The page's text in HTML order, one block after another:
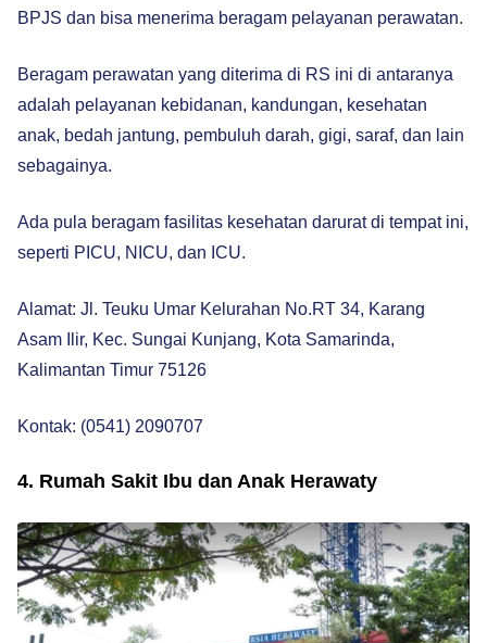
BPJS dan bisa menerima beragam pelayanan perawatan.
Beragam perawatan yang diterima di RS ini di antaranya
adalah pelayanan kebidanan, kandungan, kesehatan
anak, bedah jantung, pembuluh darah, gigi, saraf, dan lain
sebagainya.
Ada pula beragam fasilitas kesehatan darurat di tempat ini,
seperti PICU, NICU, dan ICU.
Alamat: Jl. Teuku Umar Kelurahan No.RT 34, Karang
Asam Ilir, Kec. Sungai Kunjang, Kota Samarinda,
Kalimantan Timur 75126
Kontak: (0541) 2090707
4. Rumah Sakit Ibu dan Anak Herawaty